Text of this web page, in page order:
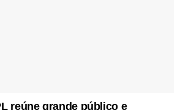
reúne grande público e